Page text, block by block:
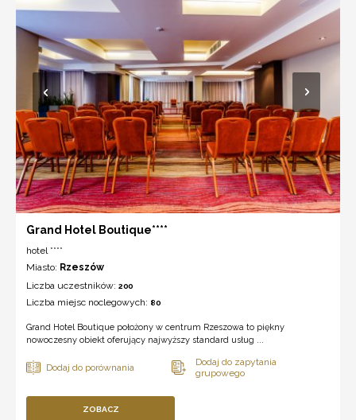
Grand Hotel Boutique****
hotel ****
Miasto: Rzeszów
Liczba uczestników: 200
Liczba miejsc noclegowych: 80
Grand Hotel Boutique położony w centrum Rzeszowa to piękny
nowoczesny obiekt oferujący najwyższy standard usług ...
ZOBACZ